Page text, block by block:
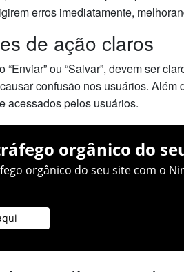
erros imediatamente,
de ação claros
“Enviar” ou “Salvar”, devem ser
confusão nos usuários.
acessados pelos usuários.
orgânico do
orgânico do seu site com o